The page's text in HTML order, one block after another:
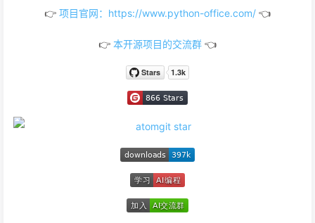
👉 项目官网：https://www.python-office.com/ 👈
👉 本开源项目的交流群 👈